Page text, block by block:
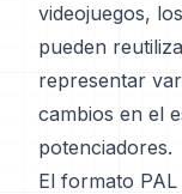
videojuegos,
pueden
representar
cambios en el
potenciadores.
El formato